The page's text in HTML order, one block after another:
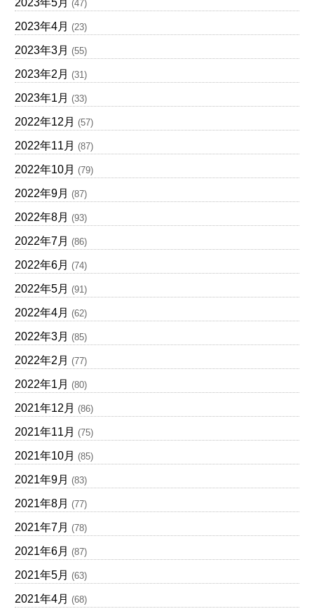
2023年5月 (47)
2023年4月 (23)
2023年3月 (55)
2023年2月 (31)
2023年1月 (33)
2022年12月 (57)
2022年11月 (87)
2022年10月 (79)
2022年9月 (87)
2022年8月 (93)
2022年7月 (86)
2022年6月 (74)
2022年5月 (91)
2022年4月 (62)
2022年3月 (85)
2022年2月 (77)
2022年1月 (80)
2021年12月 (86)
2021年11月 (75)
2021年10月 (85)
2021年9月 (83)
2021年8月 (77)
2021年7月 (78)
2021年6月 (87)
2021年5月 (63)
2021年4月 (68)